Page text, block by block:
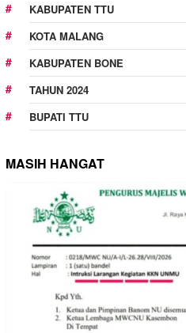
KABUPATEN TTU
KOTA MALANG
KABUPATEN BONE
TAHUN 2024
BUPATI TTU
MASIH HANGAT